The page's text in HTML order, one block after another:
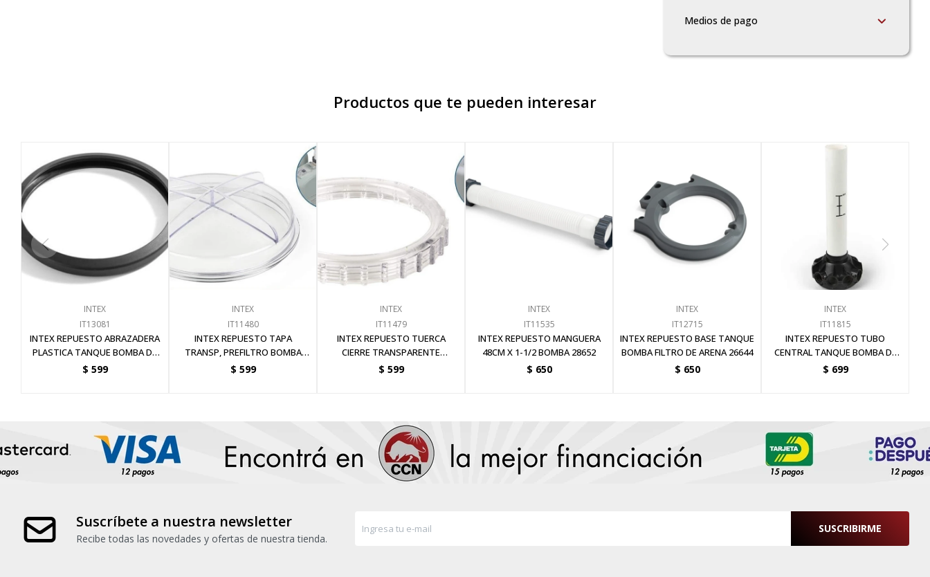
Medios de pago
Productos que te pueden interesar
INTEX
IT13081
INTEX REPUESTO ABRAZADERA
PLASTICA TANQUE BOMBA DE
ARENA 8 PLG
$ 599
INTEX
IT11480
INTEX REPUESTO TAPA
TRANSP, PREFILTRO BOMBA
ARENA DIA. EXT.158MM
$ 599
INTEX
IT11479
INTEX REPUESTO TUERCA
CIERRE TRANSPARENTE
PREFILTRO BOMBA ARENA
$ 599
INTEX
IT11535
INTEX REPUESTO MANGUERA
48CM X 1-1/2 BOMBA 28652
$ 650
INTEX
IT12715
INTEX REPUESTO BASE TANQUE
BOMBA FILTRO DE ARENA 26644
$ 650
INTEX
IT11815
INTEX REPUESTO TUBO
CENTRAL TANQUE BOMBA DE
ARENA 12 PLG
$ 699
Suscríbete a nuestra newsletter
Recibe todas las novedades y ofertas de nuestra tienda.
SUSCRIBIRME